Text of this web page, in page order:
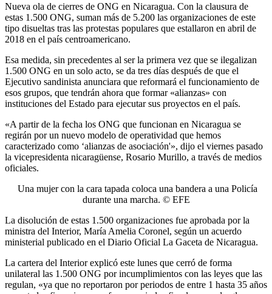
Nueva ola de cierres de ONG en Nicaragua. Con la clausura de
estas 1.500 ONG, suman más de 5.200 las organizaciones de este
tipo disueltas tras las protestas populares que estallaron en abril de
2018 en el país centroamericano.
Esa medida, sin precedentes al ser la primera vez que se ilegalizan
1.500 ONG en un solo acto, se da tres días después de que el
Ejecutivo sandinista anunciara que reformará el funcionamiento de
esos grupos, que tendrán ahora que formar «alianzas» con
instituciones del Estado para ejecutar sus proyectos en el país.
«A partir de la fecha los ONG que funcionan en Nicaragua se
regirán por un nuevo modelo de operatividad que hemos
caracterizado como ‘alianzas de asociación'», dijo el viernes pasado
la vicepresidenta nicaragüense, Rosario Murillo, a través de medios
oficiales.
Una mujer con la cara tapada coloca una bandera a una Policía
durante una marcha. © EFE
La disolución de estas 1.500 organizaciones fue aprobada por la
ministra del Interior, María Amelia Coronel, según un acuerdo
ministerial publicado en el Diario Oficial La Gaceta de Nicaragua.
La cartera del Interior explicó este lunes que cerró de forma
unilateral las 1.500 ONG por incumplimientos con las leyes que las
regulan, «ya que no reportaron por periodos de entre 1 hasta 35 años